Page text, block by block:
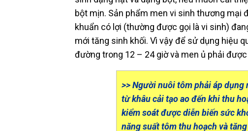
bột mịn. Sản phẩm men vi sinh thương mại
khuẩn có lợi (thường được gọi là vi sinh)
mới tăng sinh khối. Vì vậy để sử dụng hiệu
đường trong 12 – 24 giờ và men ủ phải
>> Người nuôi tôm phải áp
từ khâu cải tạo ao đến khi thu
kiểm soát được diễn biến sức
năng suất tôm thu hoạch và